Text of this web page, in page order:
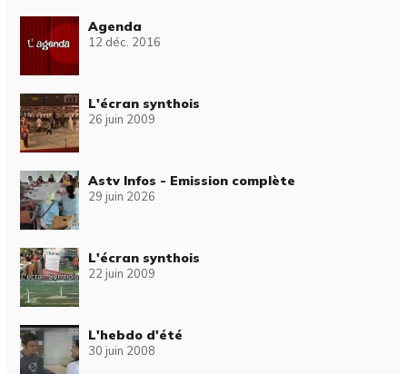
Agenda
12 déc. 2016
L'écran synthois
26 juin 2009
Astv Infos - Emission complète
29 juin 2026
L'écran synthois
22 juin 2009
L'hebdo d'été
30 juin 2008